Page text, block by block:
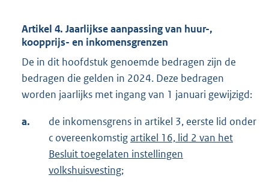
Artikel 4. Jaarlijkse aanpassing van huur-,
koopprijs- en inkomensgrenzen
De in dit hoofdstuk genoemde bedragen zijn de
bedragen die gelden in 2024. Deze bedragen
worden jaarlijks met ingang van 1 januari gewijzigd:
a.
de inkomensgrens in artikel 3, eerste lid onder
c overeenkomstigartikel 16, lid 2 van het
Besluit toegelaten instellingen
volkshuisvesting;